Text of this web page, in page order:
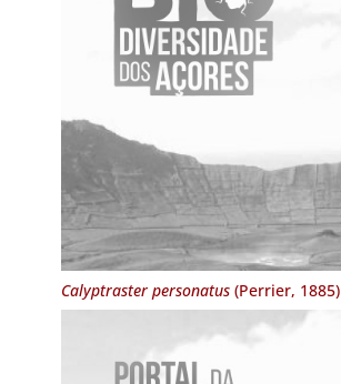
Calyptraster personatus(Perrier, 1885)